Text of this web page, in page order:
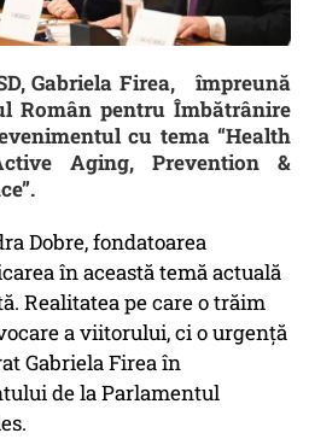
Gabriela Firea, împreună
Român pentru Îmbătrânire
cu tema “Health
Aging, Prevention &
Dobre, fondatoarea
în această temă actuală
Realitatea pe care o trăim
a viitorului, ci o urgență
Gabriela Firea în
de la Parlamentul